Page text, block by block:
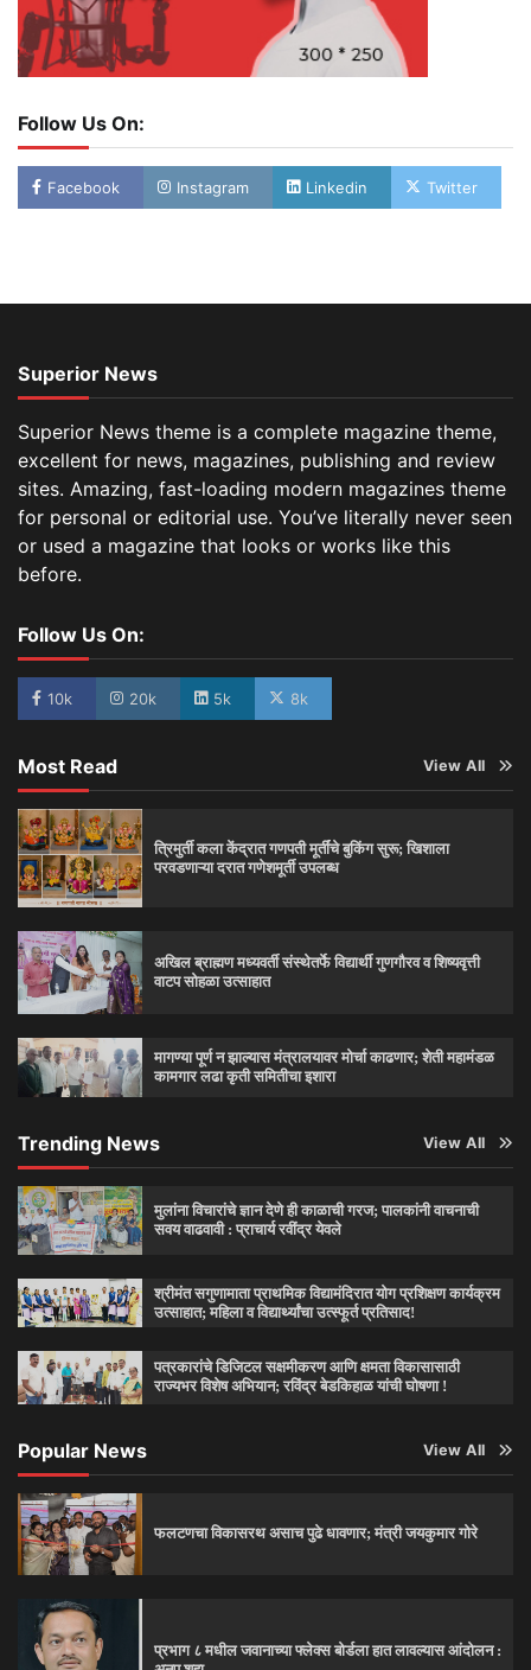
Follow Us On:
Facebook Instagram Linkedin Twitter
Superior News
Superior News theme is a complete magazine theme,
excellent for news, magazines, publishing and review
sites. Amazing, fast-loading modern magazines theme
for personal or editorial use. You’ve literally never seen
or used a magazine that looks or works like this
before.
Follow Us On:
10k 20k 5k 8k
Most Read View All
त्रिमुर्ती कला केंद्रात गणपती मूर्तींचे बुकिंग सुरू; खिशाला
परवडणाऱ्या दरात गणेशमूर्ती उपलब्ध
अखिल ब्राह्मण मध्यवर्ती संस्थेतर्फे विद्यार्थी गुणगौरव व शिष्यवृत्ती
वाटप सोहळा उत्साहात
मागण्या पूर्ण न झाल्यास मंत्रालयावर मोर्चा काढणार; शेती महामंडळ
कामगार लढा कृती समितीचा इशारा
Trending News View All
मुलांना विचारांचे ज्ञान देणे ही काळाची गरज; पालकांनी वाचनाची
सवय वाढवावी : प्राचार्य रवींद्र येवले
श्रीमंत सगुणामाता प्राथमिक विद्यामंदिरात योग प्रशिक्षण कार्यक्रम
उत्साहात; महिला व विद्यार्थ्यांचा उत्स्फूर्त प्रतिसाद!
पत्रकारांचे डिजिटल सक्षमीकरण आणि क्षमता विकासासाठी
राज्यभर विशेष अभियान; रविंद्र बेडकिहाळ यांची घोषणा !
Popular News View All
फलटणचा विकासरथ असाच पुढे धावणार; मंत्री जयकुमार गोरे
प्रभाग ८ मधील जवानाच्या फ्लेक्स बोर्डला हात लावल्यास आंदोलन :